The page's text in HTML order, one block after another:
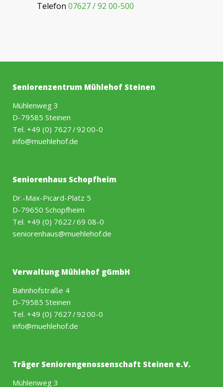
Telefon 07627 / 92 00-500
Seniorenzentrum Mühlehof Steinen
Mühlenweg 3
D-79585 Steinen
Tel. +49 (0) 7627 / 92 00-0
info@muehlehof.de
Seniorenhaus Schopfheim
Dr.-Max-Picard-Platz 5
D-79650 Schopfheim
Tel. +49 (0) 7622 / 69 08-0
seniorenhaus@muehlehof.de
Verwaltung Mühlehof gGmbH
Bahnhofstraße 4
D-79585 Steinen
Tel. +49 (0) 7627 / 92 00-0
info@muehlehof.de
Träger Seniorengenossenschaft Steinen e.V.
Mühlenweg 3